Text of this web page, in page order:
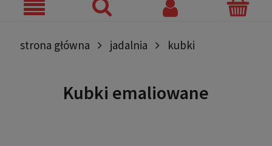
strona główna jadalnia kubki
Kubki emaliowane